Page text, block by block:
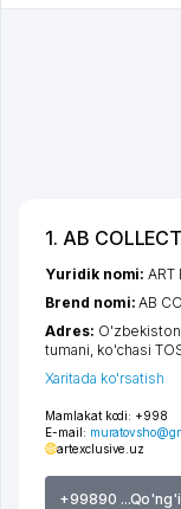
1. AB
Mamlakat kodi: +998
E-mail:
artexclusive.uz
+99890
Yuridik nomi:ART
Brend nomi:AB
Adres:
tumani ko'chasi
Xaritada ko'rsatish